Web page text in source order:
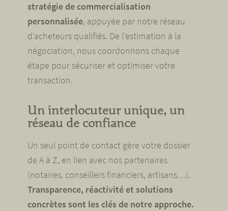
stratégie de commercialisation
personnalisée, appuyée par notre réseau
d’acheteurs qualifiés. De l’estimation à la
négociation, nous coordonnons chaque
étape pour sécuriser et optimiser votre
transaction.
Un interlocuteur unique, un
réseau de confiance
Un seul point de contact gère votre dossier
de A à Z, en lien avec nos partenaires
(notaires, conseillers financiers, artisans…).
Transparence, réactivité et solutions
concrètes sont les clés de notre approche.